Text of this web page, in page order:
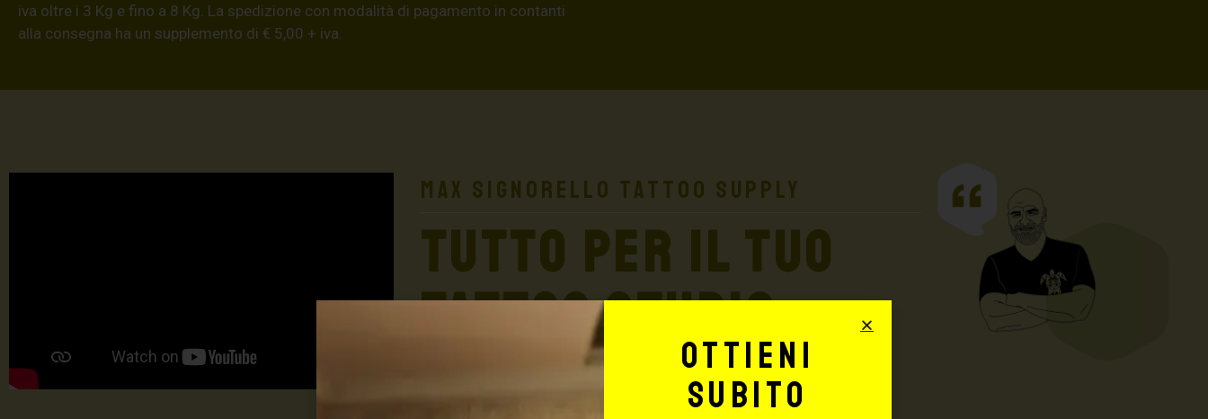
iva oltre i 3 Kg e fino a 8 Kg. La spedizione con modalità di pagamento in contanti
alla consegna ha un supplemento di € 5,00 + iva.
Max Signorello Tattoo Supply
TUTTO PER IL TUO
TATTOO STUDIO
Ottieni
subito